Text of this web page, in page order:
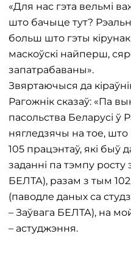
«Для нас гэта вельмі
што бачыце тут?
больш што гэты
маскоўскі найперш,
запатрабаваны».
Звяртаючыся да
Рагожнік сказаў: «Па
пасольства Беларусі ў
нягледзячы на ​​тое, што
105 працэнтаў, які быў
заданні па тэмпу росту
БЕЛТА), разам з тым
(паводле даных са
– Заўвага БЕЛТА), на
– астуджэння.